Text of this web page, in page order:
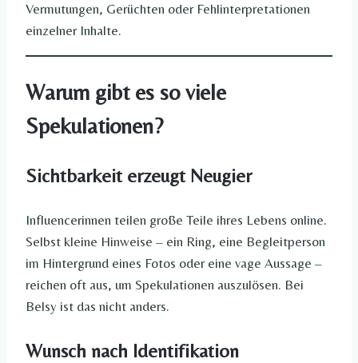
Vermutungen, Gerüchten oder Fehlinterpretationen
einzelner Inhalte.
Warum gibt es so viele
Spekulationen?
Sichtbarkeit erzeugt Neugier
Influencerinnen teilen große Teile ihres Lebens online.
Selbst kleine Hinweise – ein Ring, eine Begleitperson
im Hintergrund eines Fotos oder eine vage Aussage –
reichen oft aus, um Spekulationen auszulösen. Bei
Belsy ist das nicht anders.
Wunsch nach Identifikation